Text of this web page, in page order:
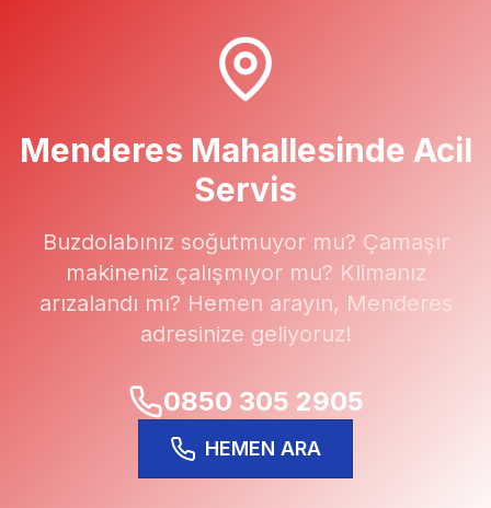
Menderes Mahallesinde Acil
Servis
Buzdolabınız soğutmuyor mu? Çamaşır
makineniz çalışmıyor mu? Klimanız
arızalandı mı? Hemen arayın, Menderes
adresinize geliyoruz!
0850 305 2905
HEMEN ARA